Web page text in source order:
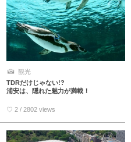
観光
TDRだけじゃない!?
浦安は、隠れた魅力が満載！
♡ 2 / 2802 views